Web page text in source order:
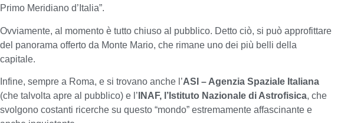
Primo Meridiano d’Italia”.
Ovviamente, al momento è tutto chiuso al pubblico. Detto ciò, si può approfittare
del panorama offerto da Monte Mario, che rimane uno dei più belli della
capitale.
Infine, sempre a Roma, e si trovano anche l’ASI – Agenzia Spaziale Italiana
(che talvolta apre al pubblico) e l’ INAF, l’Istituto Nazionale di Astrofisica, che
svolgono costanti ricerche su questo “mondo” estremamente affascinante e